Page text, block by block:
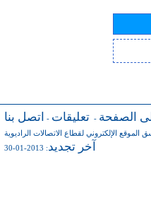
الصفحة - تعليقات - اتصل بنا
الموقع الإلكتروني لقطاع الاتصالات الراديوية
آخر تجديد: 2013-01-30